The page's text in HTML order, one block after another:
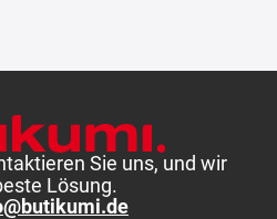
Sie uns, und wir
Lösung.